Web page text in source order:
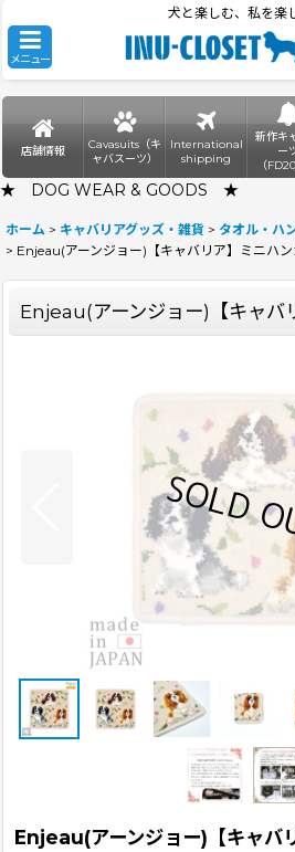
犬と楽しむ、私を楽
メニュー
店舗情報
Cavasuits（キ
ャバスーツ）
International
shipping
新作キ
ー
（
★ DOG WEAR & GOODS ★
ホーム > キャバリアグッズ・雑貨 > タオル・ハ
> Enjeau(アーンジョー)【キャバリア】ミニハ
Enjeau(アーンジョー)【キャバ
Enjeau(アーンジョー)【キャバ